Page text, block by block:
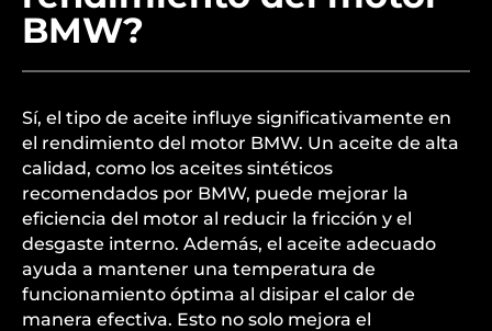
BMW?
Sí, el tipo de aceite influye significativamente en
el rendimiento del motor BMW. Un aceite de alta
calidad, como los aceites sintéticos
recomendados por BMW, puede mejorar la
eficiencia del motor al reducir la fricción y el
desgaste interno. Además, el aceite adecuado
ayuda a mantener una temperatura de
funcionamiento óptima al disipar el calor de
manera efectiva. Esto no solo mejora el